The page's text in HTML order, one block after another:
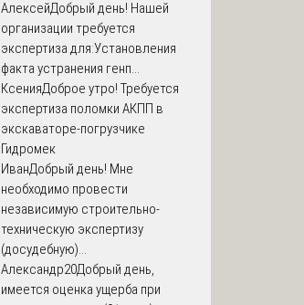
АлексейДобрый день! Нашей
организации требуется
экспертиза для:Установления
факта устранения генп...
КсенияДоброе утро! Требуется
экспертиза поломки АКПП в
экскаваторе-погрузчике
Гидромек
ИванДобрый день! Мне
необходимо провести
независимую строительно-
техническую экспертизу
(досудебную)...
Александр20Добрый день,
имеется оценка ущерба при